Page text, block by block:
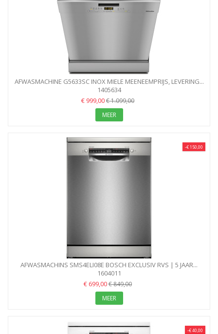
AFWASMACHINE G5633SC INOX MIELE MEENEEMPRIJS, LEVERING...
1405634
€ 999,00€ 1.099,00
MEER
-€ 150,00
AFWASMACHINS SMS4ELI08E BOSCH EXCLUSIV RVS | 5 JAAR...
1604011
€ 699,00€ 849,00
MEER
-€ 40,00